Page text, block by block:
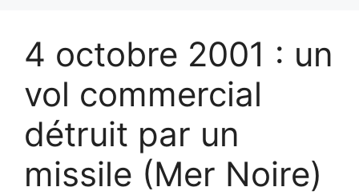
4 octobre 2001 : un
vol commercial
détruit par un
missile (Mer Noire)